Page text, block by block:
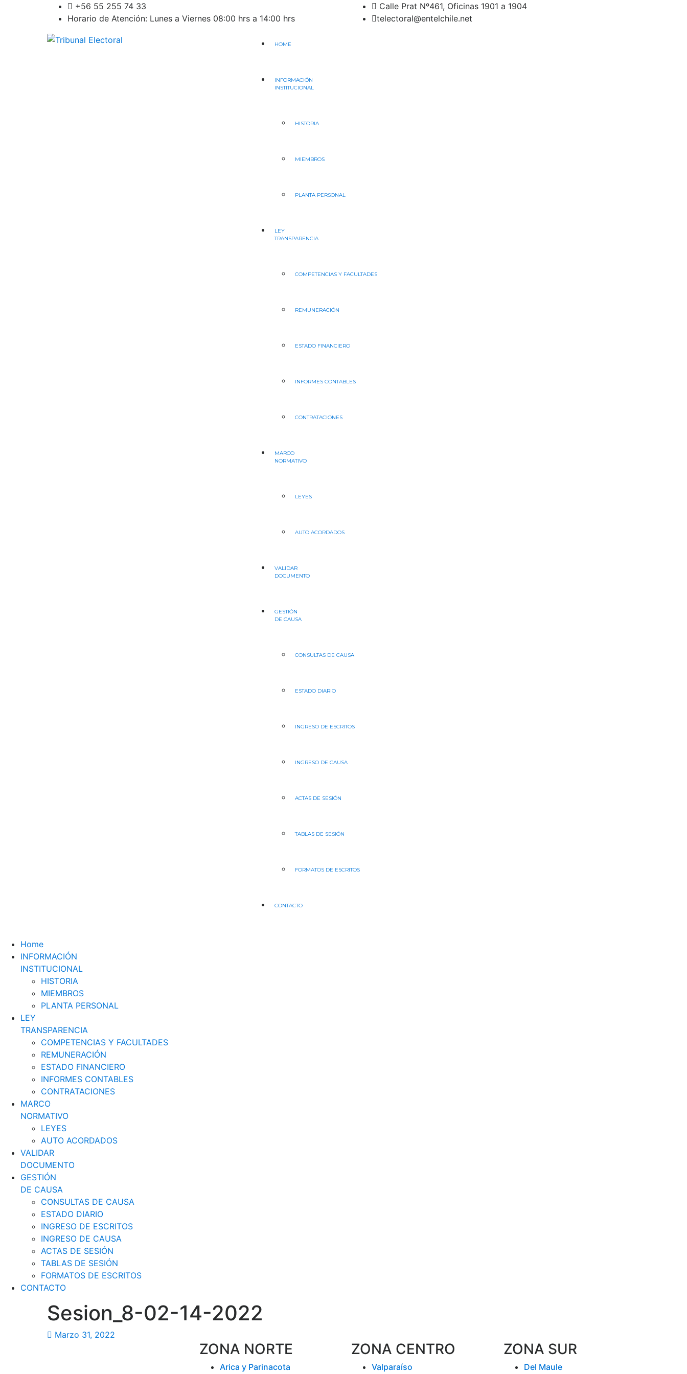
+56 55 255 74 33
Horario de Atención: Lunes a Viernes 08:00 hrs a 14:00 hrs
Calle Prat Nº461, Oficinas 1901 a 1904
telectoral@entelchile.net
HOME
INFORMACIÓN
INSTITUCIONAL
HISTORIA
MIEMBROS
PLANTA PERSONAL
LEY
TRANSPARENCIA
COMPETENCIAS Y FACULTADES
REMUNERACIÓN
ESTADO FINANCIERO
INFORMES CONTABLES
CONTRATACIONES
MARCO
NORMATIVO
LEYES
AUTO ACORDADOS
VALIDAR
DOCUMENTO
GESTIÓN
DE CAUSA
CONSULTAS DE CAUSA
ESTADO DIARIO
INGRESO DE ESCRITOS
INGRESO DE CAUSA
ACTAS DE SESIÓN
TABLAS DE SESIÓN
FORMATOS DE ESCRITOS
CONTACTO
Home
INFORMACIÓN
INSTITUCIONAL
HISTORIA
MIEMBROS
PLANTA PERSONAL
LEY
TRANSPARENCIA
COMPETENCIAS Y FACULTADES
REMUNERACIÓN
ESTADO FINANCIERO
INFORMES CONTABLES
CONTRATACIONES
MARCO
NORMATIVO
LEYES
AUTO ACORDADOS
VALIDAR
DOCUMENTO
GESTIÓN
DE CAUSA
CONSULTAS DE CAUSA
ESTADO DIARIO
INGRESO DE ESCRITOS
INGRESO DE CAUSA
ACTAS DE SESIÓN
TABLAS DE SESIÓN
FORMATOS DE ESCRITOS
CONTACTO
Sesion_8-02-14-2022
Marzo 31, 2022
ZONA NORTE
Arica y Parinacota
ZONA CENTRO
Valparaíso
ZONA SUR
Del Maule